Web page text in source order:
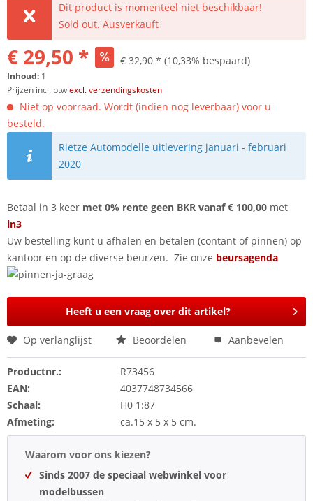
Dit product is momenteel niet beschikbaar!
Sold out. Ausverkauft
€ 29,50 * € 32,90 * (10,33% bespaard)
Inhoud: 1
Prijzen incl. btwexcl. verzendingskosten
Niet op voorraad. Wordt (indien nog leverbaar) voor u
besteld.
Rietze Automodelle uitlevering januari - februari
2020
Betaal in 3 keer met 0% rente geen BKR vanaf € 100,00 met
in3
Uw bestelling kunt u afhalen en betalen (contant of pinnen) op
kantoor en op de diverse beurzen. Zie onze beursagenda
Heeft u een vraag over dit artikel?
Op verlanglijst Beoordelen Aanbevelen
Productnr.:
R73456
EAN:
4037748734566
Schaal:
H0 1:87
Afmeting:
ca.15 x 5 x 5 cm.
Waarom voor ons kiezen?
Sinds 2007 de speciaal webwinkel voor
modelbussen